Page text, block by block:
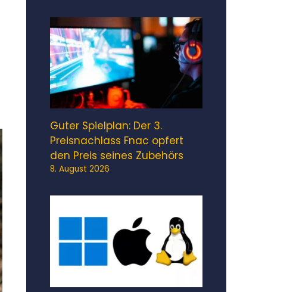
Guter Spielplan: Der 3.
Preisnachlass Fnac opfert
den Preis seines Zubehörs
8. August 2026